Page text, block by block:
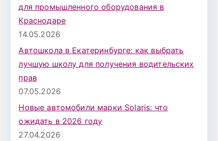
для промышленного оборудования в
Краснодаре
14.05.2026
Автошкола в Екатеринбурге: как выбрать
лучшую школу для получения водительских
прав
07.05.2026
Новые автомобили марки Solaris: что
ожидать в 2026 году
27.04.2026